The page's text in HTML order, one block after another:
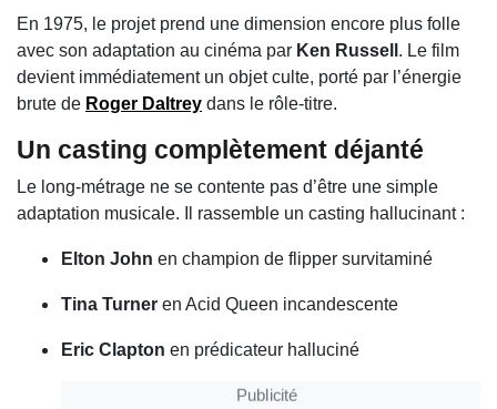
En 1975, le projet prend une dimension encore plus folle
avec son adaptation au cinéma par Ken Russell . Le film
devient immédiatement un objet culte, porté par l’énergie
brute de Roger Daltrey dans le rôle-titre.
Un casting complètement déjanté
Le long-métrage ne se contente pas d’être une simple
adaptation musicale. Il rassemble un casting hallucinant :
Elton John en champion de flipper survitaminé
Tina Turner en Acid Queen incandescente
Eric Clapton en prédicateur halluciné
Publicité